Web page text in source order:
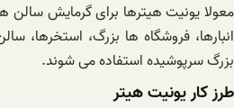
معولا یونیت هیترها برای گرمایش سالن
انبارها، فروشگاه ها بزرگ، استخرها،
بزرگ سرپوشیده استفاده می شوند.
طرز کار یونیت هیتر